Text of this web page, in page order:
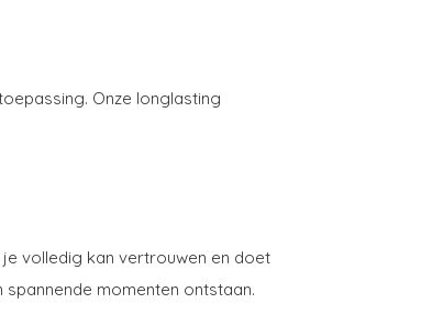
Onze longlasting
volledig kan vertrouwen en doet
momenten ontstaan.